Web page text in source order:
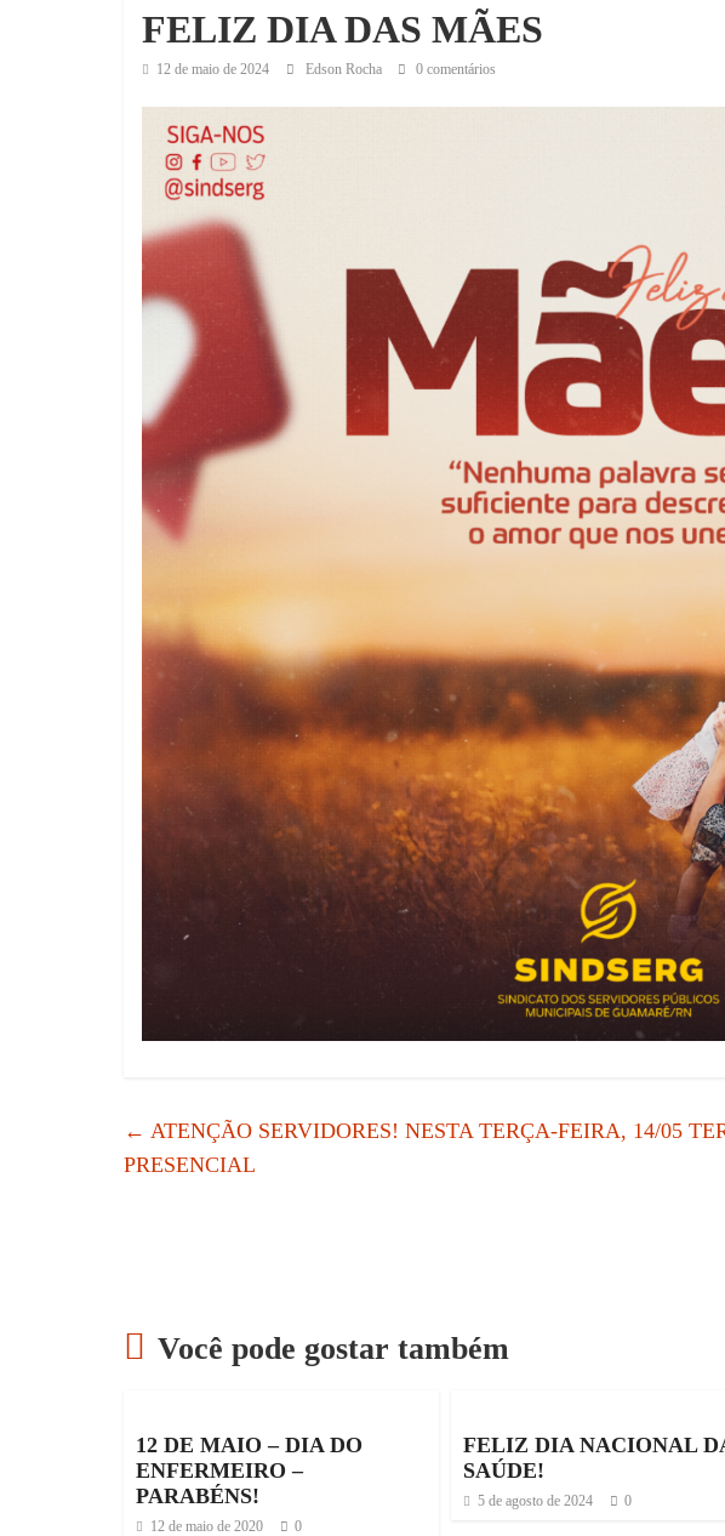
FELIZ DIA DAS MÃES
12 de maio de 2024 Edson Rocha 0 comentários
← ATENÇÃO SERVIDORES! NESTA TERÇA-FEIRA, 14/05
PRESENCIAL
Você pode gostar também
12 DE MAIO – DIA DO
ENFERMEIRO –
PARABÉNS!
12 de maio de 2020 0
FELIZ DIA NACIONAL
SAÚDE!
5 de agosto de 2024 0